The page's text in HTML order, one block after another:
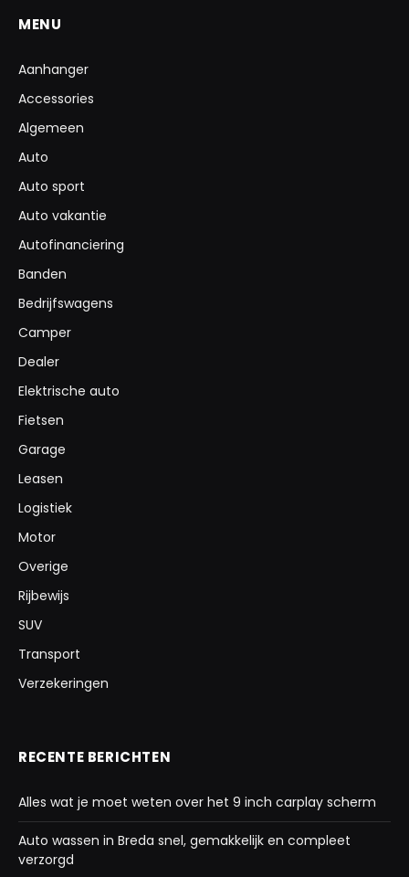
MENU
Aanhanger
Accessories
Algemeen
Auto
Auto sport
Auto vakantie
Autofinanciering
Banden
Bedrijfswagens
Camper
Dealer
Elektrische auto
Fietsen
Garage
Leasen
Logistiek
Motor
Overige
Rijbewijs
SUV
Transport
Verzekeringen
RECENTE BERICHTEN
Alles wat je moet weten over het 9 inch carplay scherm
Auto wassen in Breda snel, gemakkelijk en compleet
verzorgd